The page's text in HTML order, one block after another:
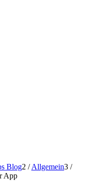
Blog2 / Allgemein3 /
App